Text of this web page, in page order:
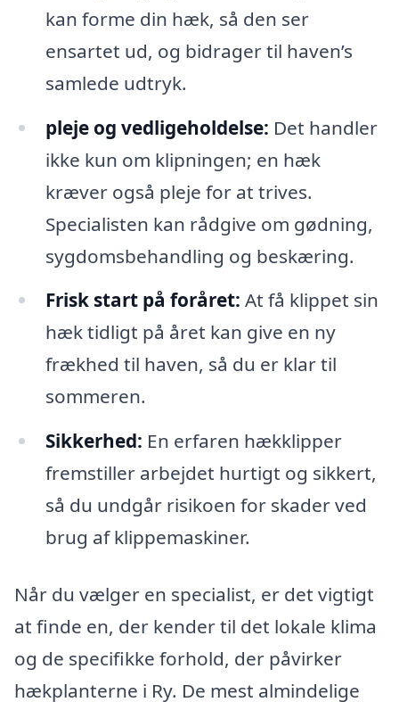
kan forme din hæk, så den ser
ensartet ud, og bidrager til haven’s
samlede udtryk.
pleje og vedligeholdelse: Det handler
ikke kun om klipningen; en hæk
kræver også pleje for at trives.
Specialisten kan rådgive om gødning,
sygdomsbehandling og beskæring.
Frisk start på foråret: At få klippet sin
hæk tidligt på året kan give en ny
frækhed til haven, så du er klar til
sommeren.
Sikkerhed: En erfaren hækklipper
fremstiller arbejdet hurtigt og sikkert,
så du undgår risikoen for skader ved
brug af klippemaskiner.
Når du vælger en specialist, er det vigtigt
at finde en, der kender til det lokale klima
og de specifikke forhold, der påvirker
hækplanterne i Ry. De mest almindelige